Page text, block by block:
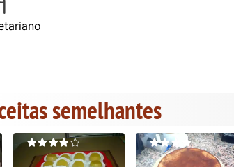
semelhantes